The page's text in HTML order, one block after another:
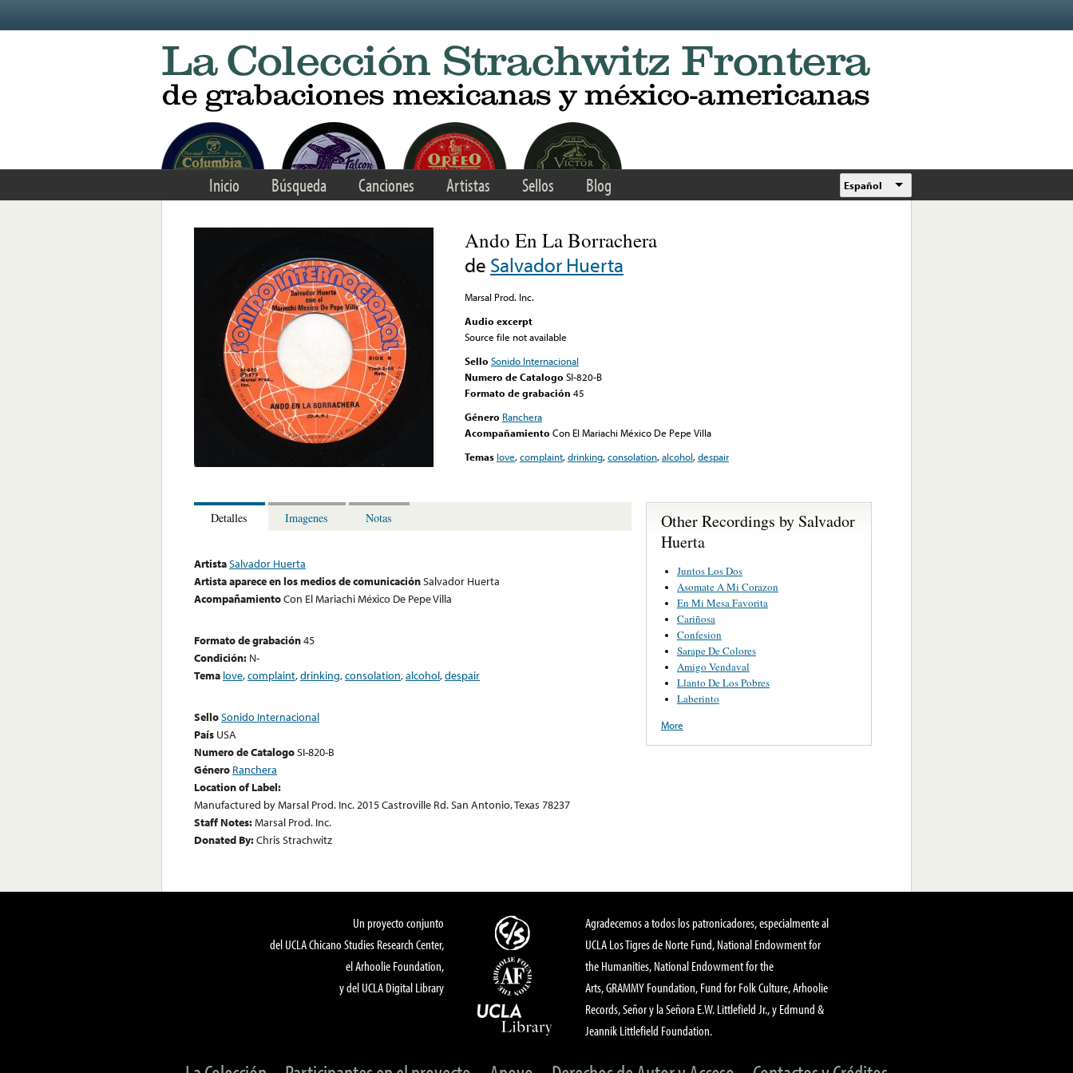
Inicio Búsqueda Canciones Artistas Sellos Blog Español
Ando En La Borrachera
de Salvador Huerta
Marsal Prod. Inc.
Audio excerpt
Source file not available
Sello Sonido Internacional
Numero de Catalogo SI-820-B
Formato de grabación 45
Género Ranchera
Acompañamiento Con El Mariachi México De Pepe Villa
Temas love,complaint,drinking,consolation,alcohol,despair
Detalles Imagenes Notas
ArtistaSalvador Huerta
Artista aparece en los medios de comunicaciónSalvador Huerta
AcompañamientoCon El Mariachi México De Pepe Villa
Formato de grabación45
Condición: N-
Tema love,complaint,drinking,consolation,alcohol,despair
SelloSonido Internacional
País USA
Numero de CatalogoSI-820-B
Género Ranchera
Location of Label:
Manufactured by Marsal Prod. Inc. 2015 Castroville Rd. San Antonio, Texas 78237
Staff Notes:Marsal Prod. Inc.
Donated By:Chris Strachwitz
Other Recordings by Salvador
Huerta
Juntos Los Dos
Asomate A Mi Corazon
En Mi Mesa Favorita
Cariñosa
Confesion
Sarape De Colores
Amigo Vendaval
Llanto De Los Pobres
Laberinto
More
Un proyecto conjunto
del UCLA Chicano Studies Research Center,
el Arhoolie Foundation,
y del UCLA Digital Library
Agradecemos a todos los patronicadores, especialmente al
UCLA Los Tigres de Norte Fund, National Endowment for
the Humanities, National Endowment for the
Arts, GRAMMY Foundation, Fund for Folk Culture, Arhoolie
Records, Señor y la Señora E.W. Littlefield Jr., y Edmund &
Jeannik Littlefield Foundation.